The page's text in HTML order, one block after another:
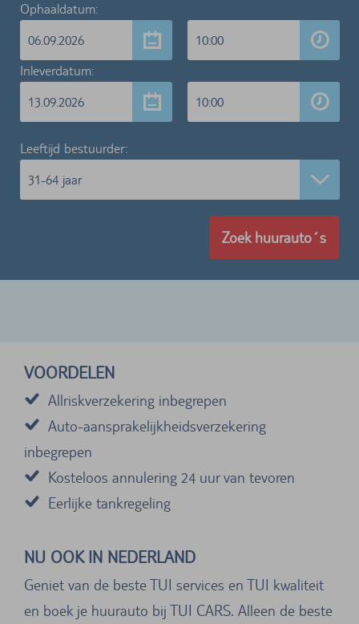
Ophaaldatum:
06.09.2026
10:00
Inleverdatum:
13.09.2026
10:00
Leeftijd bestuurder:
31-64 jaar
Zoek huurauto´s
VOORDELEN
Allriskverzekering inbegrepen
Auto-aansprakelijkheidsverzekering
inbegrepen
Kosteloos annulering 24 uur van tevoren
Eerlijke tankregeling
NU OOK IN NEDERLAND
Geniet van de beste TUI services en TUI kwaliteit
en boek je huurauto bij TUI CARS. Alleen de beste